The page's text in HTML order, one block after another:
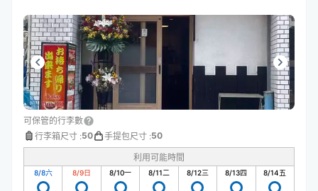
可保管的行李數
行李箱尺寸 :50 手提包尺寸 :50
利用可能時間
8/8六 8/9日 8/10一 8/11二 8/12三 8/13四 8/14五